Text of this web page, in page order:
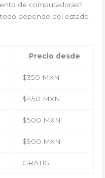
de computadoras?
depende del estado
Precio desde
$350 MXN
$450 MXN
$500 MXN
$900 MXN
GRATIS